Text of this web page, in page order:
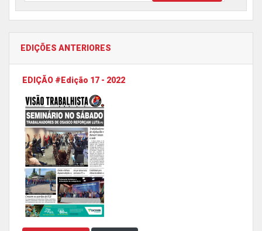
EDIÇÕES ANTERIORES
EDIÇÃO #Edição 17 - 2022